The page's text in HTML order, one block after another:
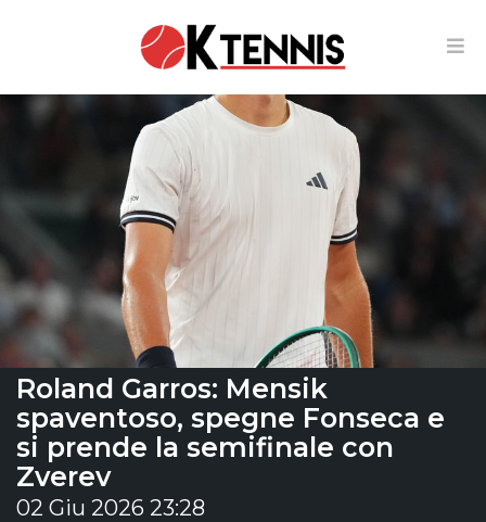
Roland Garros: Mensik
spaventoso, spegne Fonseca e
si prende la semifinale con
Zverev
02 Giu 2026 23:28